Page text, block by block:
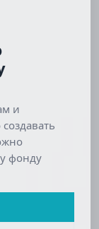
и
фонду